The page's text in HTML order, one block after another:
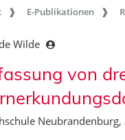
E-Publikationen
Wilde
von
Neubrandenburg,